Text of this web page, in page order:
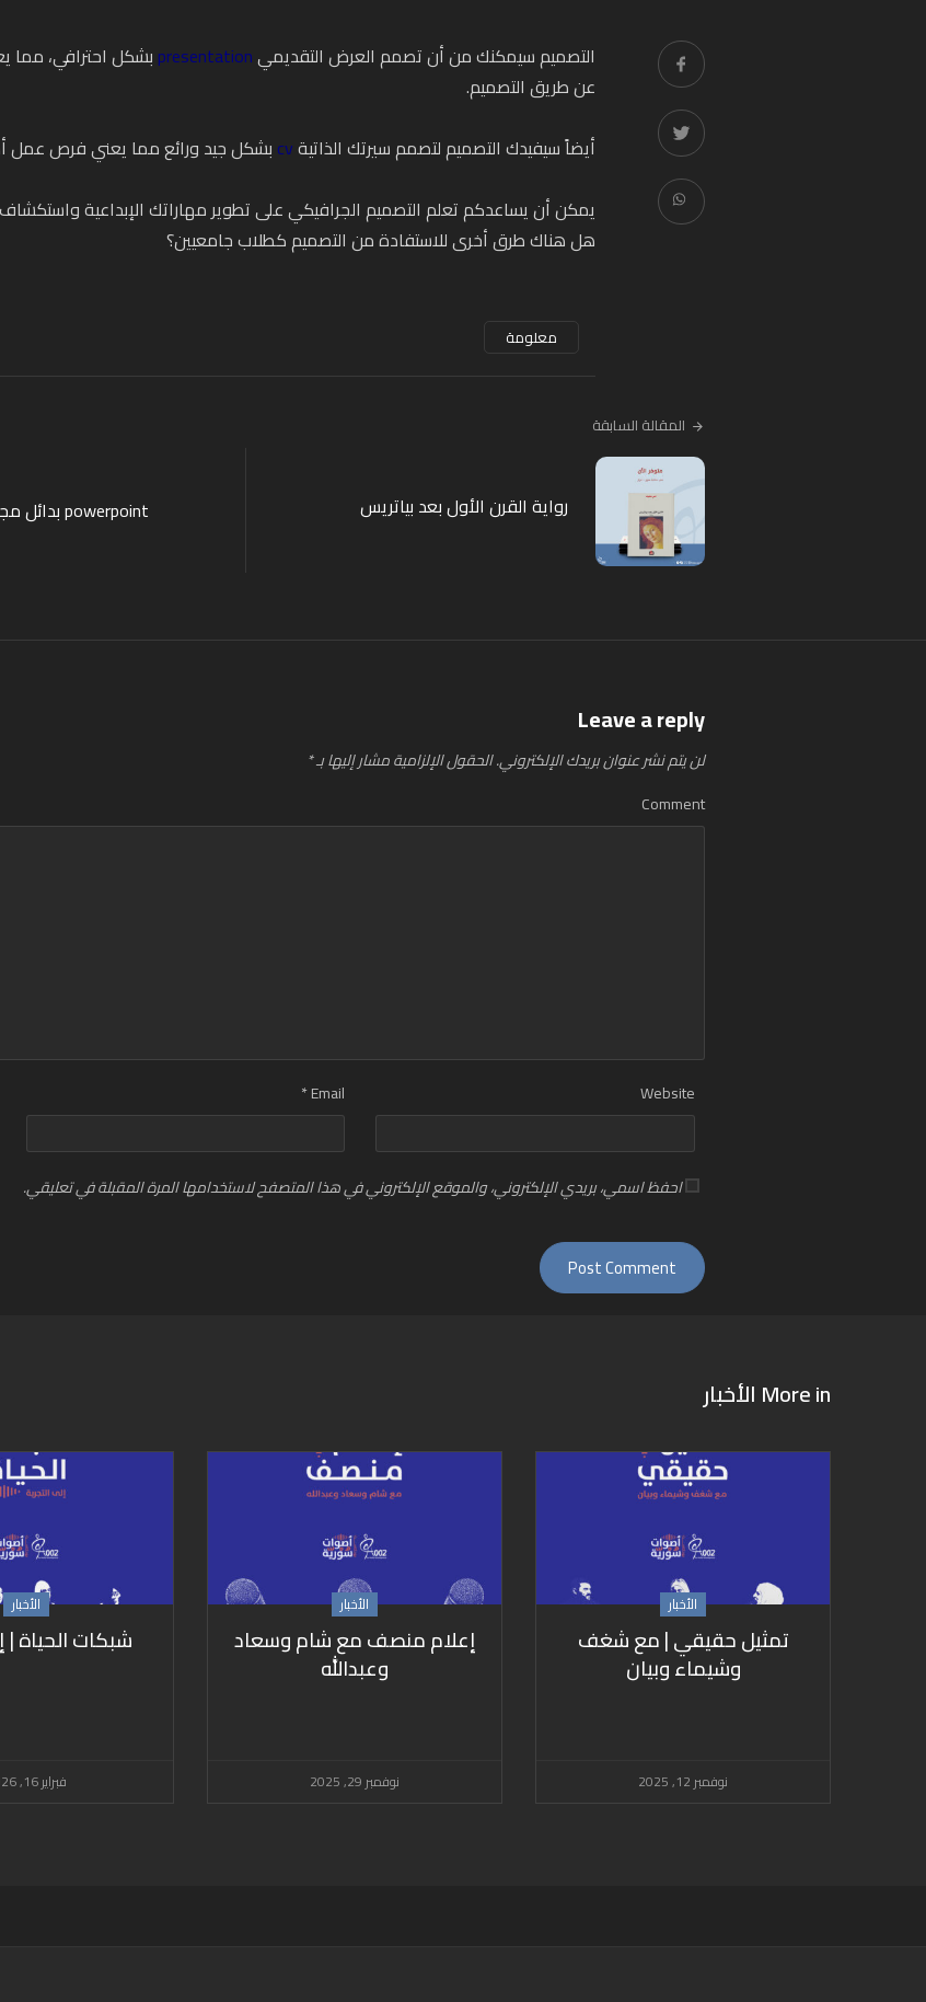
التصميم سيمكنك من أن تصمم العرض التقديميpresentation بشكل احترافي، مما
عن طريق التصميم.
أيضاً سيفيدك التصميم لتصمم سيرتك الذاتيةcv بشكل جيد ورائع مما يعني فرص عمل
يمكن أن يساعدكم تعلم التصميم الجرافيكي على تطوير مهاراتك الإبداعية
هل هناك طرق أخرى للاستفادة من التصميم كطلاب جامعيين؟
معلومة
بدائل مجانية لبرنامج powerpoint
المقالة السابقة
رواية القرن الأول بعد بياتريس
Leave a reply
لن يتم نشر عنوان بريدك الإلكتروني.الحقول الإلزامية مشار إليها بـ*
Comment
Email
* Website
احفظ اسمي، بريدي الإلكتروني، والموقع الإلكتروني في هذا المتصفح لاستخدامها المرة المقبلة في تعليقي.
More in الأخبار
الأخبار
شبكات الحياة |
فبراير 16, 2026
الأخبار
إعلام منصف مع شام وسعاد
وعبدالله
نوفمبر 29, 2025
الأخبار
تمثيل حقيقي | مع شغف
وشيماء وبيان
نوفمبر 12, 2025